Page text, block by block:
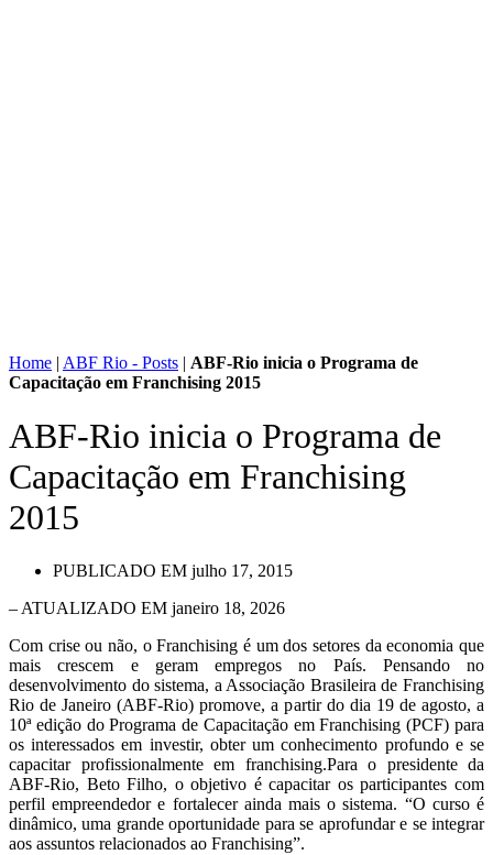
Home | ABF Rio - Posts | ABF-Rio inicia o Programa de
Capacitação em Franchising 2015
ABF-Rio inicia o Programa de
Capacitação em Franchising
2015
PUBLICADO EM julho 17, 2015
– ATUALIZADO EM janeiro 18, 2026
Com crise ou não, o Franchising é um dos setores da economia que
mais crescem e geram empregos no País. Pensando no
desenvolvimento do sistema, a Associação Brasileira de Franchising
Rio de Janeiro (ABF-Rio) promove, a partir do dia 19 de agosto, a
10ª edição do Programa de Capacitação em Franchising (PCF) para
os interessados em investir, obter um conhecimento profundo e se
capacitar profissionalmente em franchising.Para o presidente da
ABF-Rio, Beto Filho, o objetivo é capacitar os participantes com
perfil empreendedor e fortalecer ainda mais o sistema. “O curso é
dinâmico, uma grande oportunidade para se aprofundar e se integrar
aos assuntos relacionados ao Franchising”.